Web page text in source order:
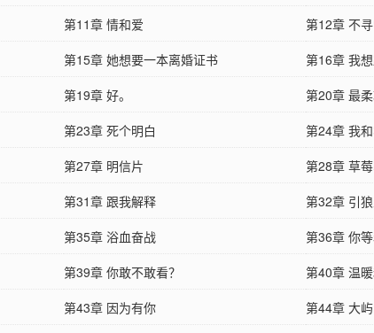
第11章 情和爱
第12章 不
第15章 她想要一本离婚证书
第16章 我
第19章 好。
第20章 最
第23章 死个明白
第24章 我
第27章 明信片
第28章 草
第31章 跟我解释
第32章 引
第35章 浴血奋战
第36章 你
第39章 你敢不敢看？
第40章 温
第43章 因为有你
第44章 大